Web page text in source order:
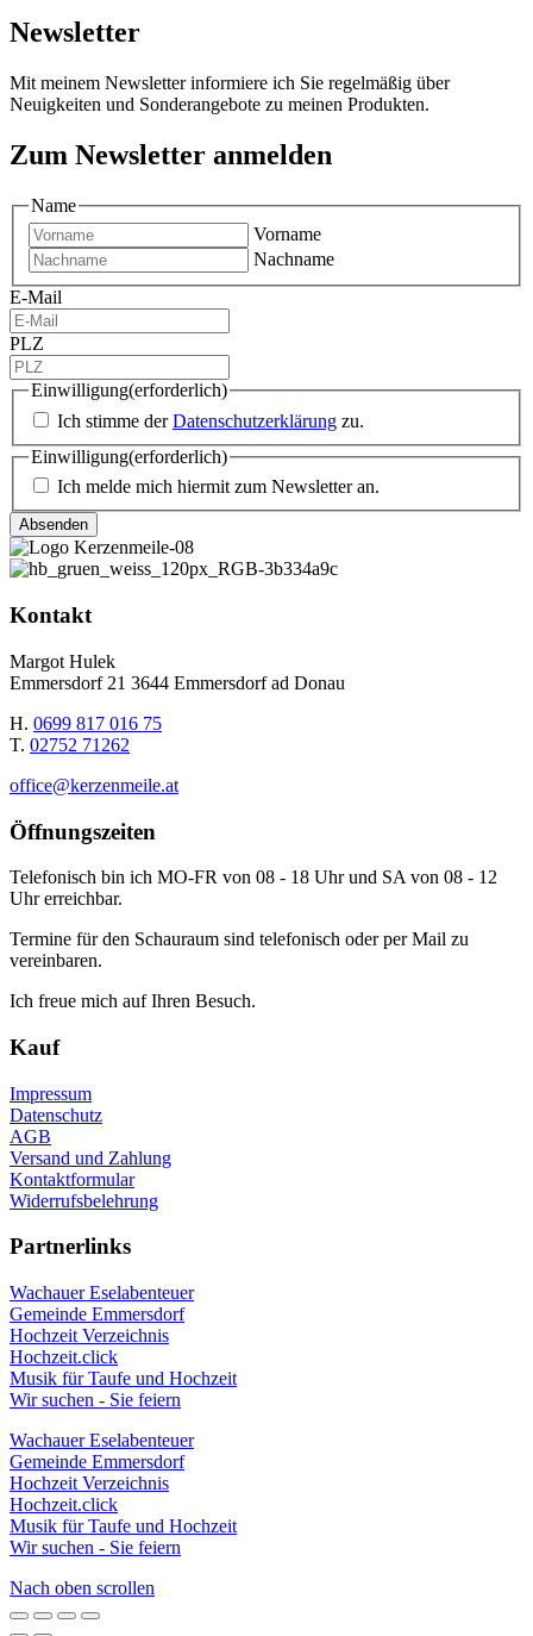
Newsletter
Mit meinem Newsletter informiere ich Sie regelmäßig über
Neuigkeiten und Sonderangebote zu meinen Produkten.
Zum Newsletter anmelden
Name
Vorname
Nachname
E-Mail
PLZ
Einwilligung(erforderlich)
Ich stimme derDatenschutzerklärung zu.
Einwilligung(erforderlich)
Ich melde mich hiermit zum Newsletter an.
Kontakt
Margot Hulek
Emmersdorf 21 3644 Emmersdorf ad Donau
H. 0699 817 016 75
T. 02752 71262
office@kerzenmeile.at
Öffnungszeiten
Telefonisch bin ich MO-FR von 08 - 18 Uhr und SA von 08 - 12
Uhr erreichbar.
Termine für den Schauraum sind telefonisch oder per Mail zu
vereinbaren.
Ich freue mich auf Ihren Besuch.
Kauf
Impressum
Datenschutz
AGB
Versand und Zahlung
Kontaktformular
Widerrufsbelehrung
Partnerlinks
Wachauer Eselabenteuer
Gemeinde Emmersdorf
Hochzeit Verzeichnis
Hochzeit.click
Musik für Taufe und Hochzeit
Wir suchen - Sie feiern
Wachauer Eselabenteuer
Gemeinde Emmersdorf
Hochzeit Verzeichnis
Hochzeit.click
Musik für Taufe und Hochzeit
Wir suchen - Sie feiern
Nach oben scrollen